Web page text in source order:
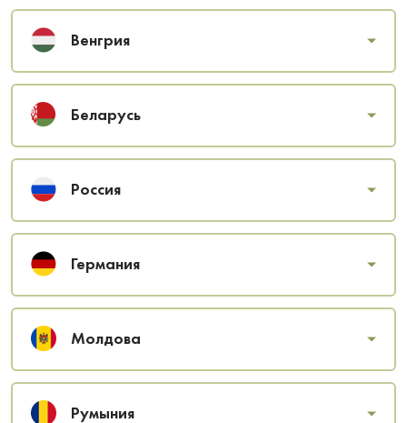
Венгрия
Беларусь
Россия
Германия
Молдова
Румыния